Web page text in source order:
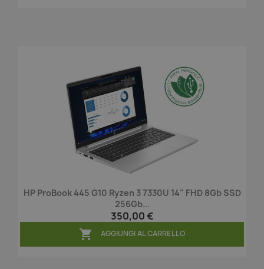
HP ProBook 445 G10 Ryzen 3 7330U 14" FHD 8Gb SSD
256Gb...
350,00 €
 AGGIUNGI AL CARRELLO